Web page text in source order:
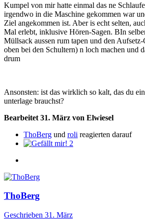
Kumpel von mir hatte einmal das ne
irgendwo in die Maschine gekommen war
Ziel angekommen ist. Aber is echt selten,
Mal erlebt, inklusive Hören-Sagen. BIn
Müllsack aussen rum tapen und den
oben bei den Schultern) n loch machen und
drum
Ansonsten: ist das wirklich so kalt, das du
unterlage brauchst?
Bearbeitet 31. März von Elwiesel
ThoBerg und roli reagierten darauf
2
ThoBerg
Geschrieben 31. März